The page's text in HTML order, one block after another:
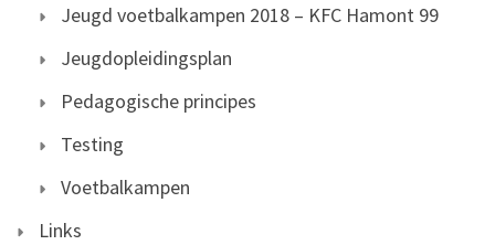
Jeugd voetbalkampen 2018 – KFC Hamont 99
Jeugdopleidingsplan
Pedagogische principes
Testing
Voetbalkampen
Links